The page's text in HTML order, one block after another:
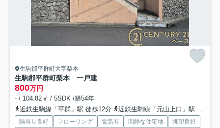
生駒郡平群町大字梨本
生駒郡平群町梨本 一戸建
800万円
- / 104.82㎡ / 5SDK /築54年
近鉄生駒線「平群」駅 徒歩12分
近鉄生駒線「元山上口」駅 徒歩15分
陽当り良好 フローリング 電気有 閑静な住宅地 眺望良好